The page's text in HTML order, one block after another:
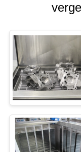
PRIVACY
POLICY